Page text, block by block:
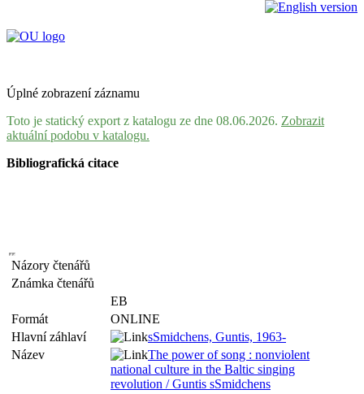
Úplné zobrazení záznamu
Toto je statický export z katalogu ze dne 08.06.2026. Zobrazit
aktuální podobu v katalogu.
Bibliografická citace
Názory čtenářů
Známka čtenářů
EB
Formát
ONLINE
Hlavní záhlaví
sSmidchens, Guntis, 1963-
Název
The power of song : nonviolent
national culture in the Baltic singing
revolution / Guntis sSmidchens